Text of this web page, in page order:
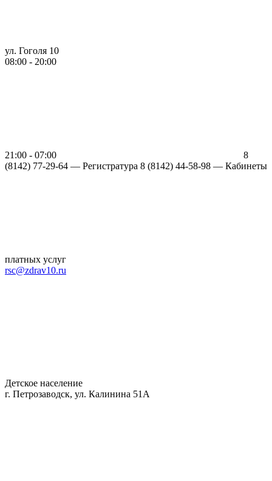
ул. Гоголя 10
08:00 - 20:00
21:00 - 07:00
8
(8142) 77-29-64 — Регистратура 8 (8142) 44-58-98 — Кабинеты
платных услуг
rsc@zdrav10.ru
Детское население
г. Петрозаводск, ул. Калинина 51А